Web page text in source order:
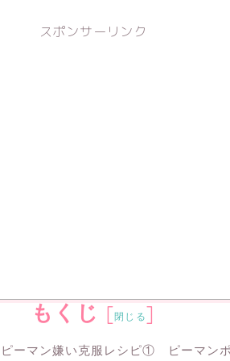
スポンサーリンク
もくじ [閉じる]
ーマン嫌い克服レシピ① ピーマン